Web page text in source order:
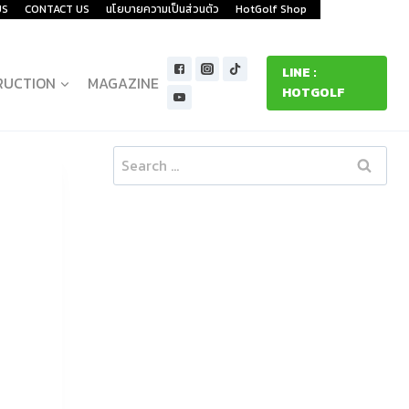
CONTACT US นโยบายความเป็นส่วนตัว HotGolf Shop
MAGAZINE
LINE :
HOTGOLF
Search
for: